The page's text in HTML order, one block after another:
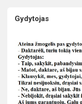
Gydytojas